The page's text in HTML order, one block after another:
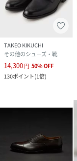
TAKEO KIKUCHI
その他のシューズ・靴
14,300円 50%OFF
130ポイント(1倍)